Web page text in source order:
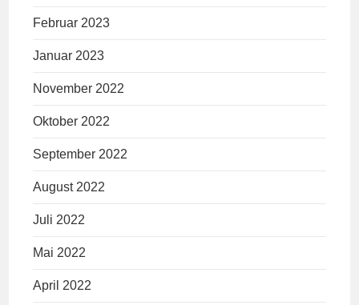
Februar 2023
Januar 2023
November 2022
Oktober 2022
September 2022
August 2022
Juli 2022
Mai 2022
April 2022